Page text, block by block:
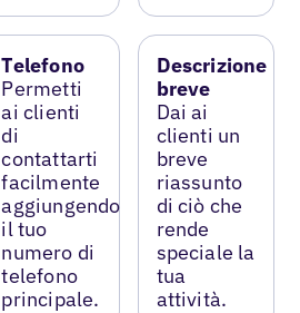
Telefono
Permetti
ai clienti
di
contattarti
facilmente
aggiungendo
il tuo
numero di
telefono
principale.
Descrizione
breve
Dai ai
clienti un
breve
riassunto
di ciò che
rende
speciale la
tua
attività.